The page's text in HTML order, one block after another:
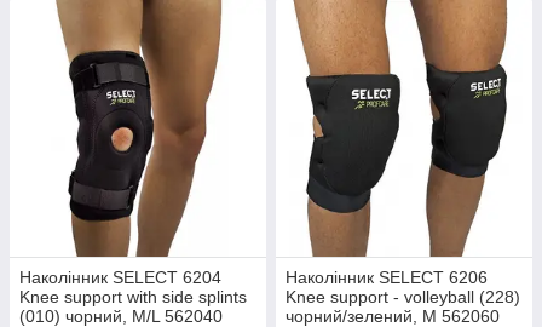
Наколінник SELECT 6204
Knee support with side splints
(010) чорний, M/L 562040
Наколінник SELECT 6206
Knee support - volleyball (228)
чорний/зелений, M 562060